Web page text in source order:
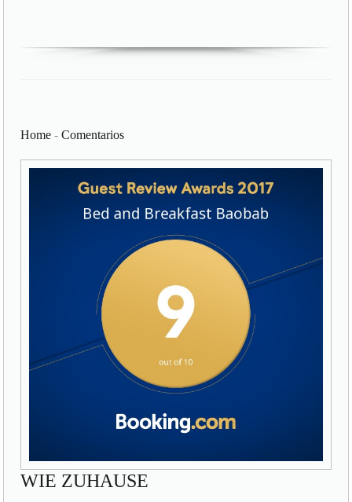
Home -Comentarios
WIE ZUHAUSE